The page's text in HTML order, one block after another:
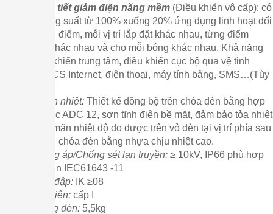
Điều khiển tiết giảm điện năng mềm (Điều khiển vô cấp): có
thể giảm công suất từ 100% xuống 20% ứng dụng linh hoạt đối
với từng thời điểm, mỗi vị trí lắp đặt khác nhau, từng điểm
chiếu sáng khác nhau và cho mỗi bóng khác nhau. Khả năng
kết nối điều khiển trung tâm, điều khiển cục bộ qua vệ tinh
GPS, qua DCS Internet, điện thoại, máy tính bảng, SMS…(Tùy
Bộ phận tản nhiệt: Thiết kế đồng bộ trên chóa đèn bằng hợp
kim nhôm đúc ADC 12, sơn tĩnh điện bề mặt, đảm bảo tỏa nhiệt
cục bộ thỏa mãn nhiệt độ đo được trên vỏ đèn tại vị trí phía sau
COB ≤ 60⁰C; chóa đèn bằng nhựa chịu nhiệt cao.
Bảo vệ xung áp/Chống sét lan truyền: ≥ 10kV, IP66 phù hợp
với tiêu chuẩn IEC61643 -11
Độ chịu va đập: IK ≥08
- Cấp cách điện: cấp I
- Trọng lượng đèn: 5,5kg